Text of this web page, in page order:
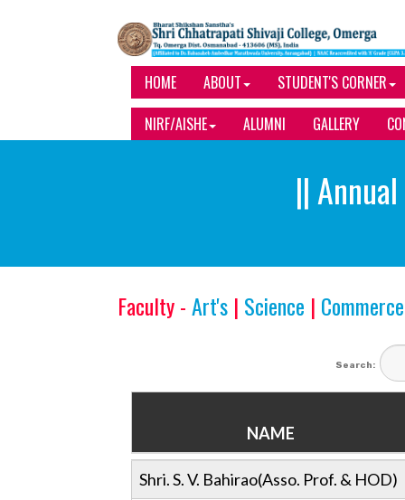
HOME ABOUT
STUDENT'S CORNER
NIRF/AISHE
ALUMNI GALLERY
||
Faculty -Art's | Science | Commerce
Search:
NAME
NAME
Shri. S. V. Bahirao(Asso. Prof. & HOD)